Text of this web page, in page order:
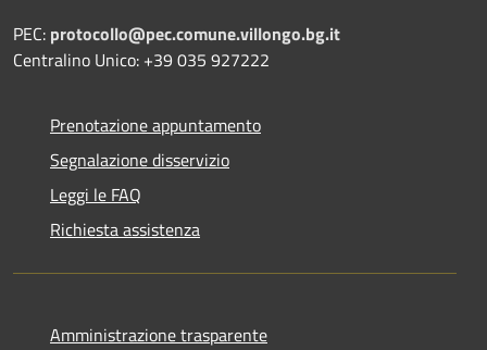
PEC: protocollo@pec.comune.villongo.bg.it
Centralino Unico: +39 035 927222
Prenotazione appuntamento
Segnalazione disservizio
Leggi le FAQ
Richiesta assistenza
Amministrazione trasparente